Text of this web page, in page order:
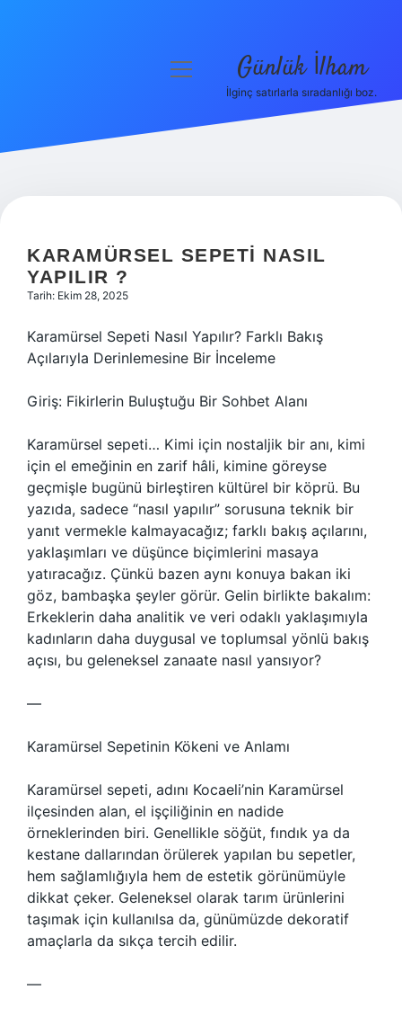
Hakkımızda
menüyü
Günlük İlham
İlginç satırlarla sıradanlığı boz.
KARAMÜRSEL SEPETI NASIL
YAPILIR ?
Tarih: Ekim 28, 2025
Karamürsel Sepeti Nasıl Yapılır? Farklı Bakış
Açılarıyla Derinlemesine Bir İnceleme
Giriş: Fikirlerin Buluştuğu Bir Sohbet Alanı
Karamürsel sepeti… Kimi için nostaljik bir anı, kimi
için el emeğinin en zarif hâli, kimine göreyse
geçmişle bugünü birleştiren kültürel bir köprü. Bu
yazıda, sadece “nasıl yapılır” sorusuna teknik bir
yanıt vermekle kalmayacağız; farklı bakış açılarını,
yaklaşımları ve düşünce biçimlerini masaya
yatıracağız. Çünkü bazen aynı konuya bakan iki
göz, bambaşka şeyler görür. Gelin birlikte bakalım:
Erkeklerin daha analitik ve veri odaklı yaklaşımıyla
kadınların daha duygusal ve toplumsal yönlü bakış
açısı, bu geleneksel zanaate nasıl yansıyor?
—
Karamürsel Sepetinin Kökeni ve Anlamı
Karamürsel sepeti, adını Kocaeli’nin Karamürsel
ilçesinden alan, el işçiliğinin en nadide
örneklerinden biri. Genellikle söğüt, fındık ya da
kestane dallarından örülerek yapılan bu sepetler,
hem sağlamlığıyla hem de estetik görünümüyle
dikkat çeker. Geleneksel olarak tarım ürünlerini
taşımak için kullanılsa da, günümüzde dekoratif
amaçlarla da sıkça tercih edilir.
—